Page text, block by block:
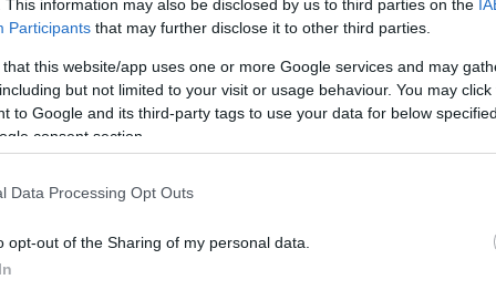
This information may also be disclosed by us to third parties on the
Participants that may further disclose it to other third parties.
that this website/app uses one or more Google services and may
but not limited to your visit or usage behaviour. You may
to Google and its third-party tags to use your data for below
consent section.
Data Processing Opt Outs
opt-out of the Sharing of my personal data.
ερμηνεύτριεςΤζένη Κατσίγιαννηκαι
ένα πλούσιο μουσικό πρόγραμμα με
στους παρευρισκόμενους μια